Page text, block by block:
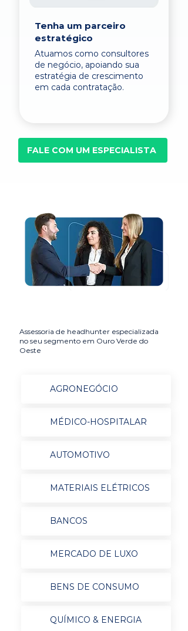
Tenha um parceiro
estratégico
Atuamos como consultores
de negócio, apoiando sua
estratégia de crescimento
em cada contratação.
FALE COM UM ESPECIALISTA
Assessoria de headhunter especializada
no seu segmento em Ouro Verde do
Oeste
AGRONEGÓCIO
MÉDICO-HOSPITALAR
AUTOMOTIVO
MATERIAIS ELÉTRICOS
BANCOS
MERCADO DE LUXO
BENS DE CONSUMO
QUÍMICO & ENERGIA